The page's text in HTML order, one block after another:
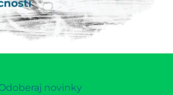
novinky